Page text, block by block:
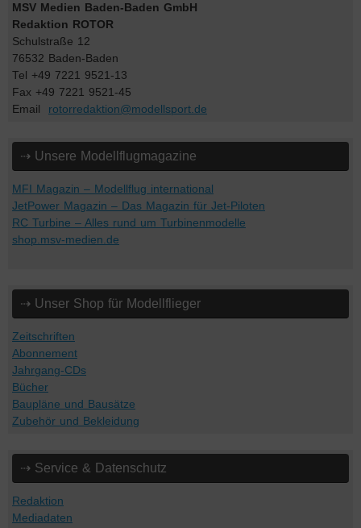
MSV Medien Baden-Baden GmbH
Redaktion ROTOR
Schulstraße 12
76532 Baden-Baden
Tel +49 7221 9521-13
Fax +49 7221 9521-45
Email rotorredaktion@modellsport.de
⇢ Unsere Modellflugmagazine
MFI Magazin – Modellflug international
JetPower Magazin – Das Magazin für Jet-Piloten
RC Turbine – Alles rund um Turbinenmodelle
shop.msv-medien.de
⇢ Unser Shop für Modellflieger
Zeitschriften
Abonnement
Jahrgang-CDs
Bücher
Baupläne und Bausätze
Zubehör und Bekleidung
⇢ Service & Datenschutz
Redaktion
Mediadaten